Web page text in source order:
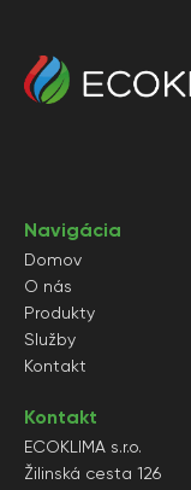
Navigácia
Domov
O nás
Produkty
Služby
Kontakt
Kontakt
ECOKLIMA s.r.o.
Žilinská cesta 126